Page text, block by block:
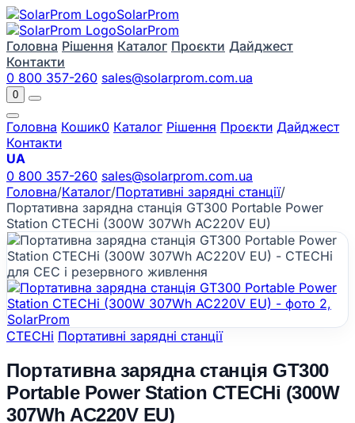
SolarProm
SolarProm
Головна Рішення Каталог Проєкти Дайджест
Контакти
0 800 357-260 sales@solarprom.com.ua
0
Головна Кошик0 Каталог Рішення Проєкти Дайджест
Контакти
UA
0 800 357-260 sales@solarprom.com.ua
Головна/Каталог/Портативні зарядні станції/
Портативна зарядна станція GT300 Portable Power
Station CTECHi (300W 307Wh AC220V EU)
CTECHi Портативні зарядні станції
Портативна зарядна станція GT300
Portable Power Station CTECHi (300W
307Wh AC220V EU)